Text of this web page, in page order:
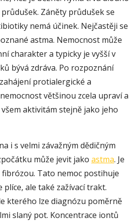
Záněty průdušek se
nemá účinek. Nejčastěji se
astma. Nemocnost může
charakter a typicky je vyšší v
bývá zdráva. Po rozpoznání
protialergické a
většinou zcela upraví a
aktivitám stejně jako jeho
i s velmi závažným dědičným
může jevit jako astma. Je
Tato nemoc postihuje
plíce, ale také zažívací trakt.
kterého lze diagnózu poměrně
slaný pot. Koncentrace iontů